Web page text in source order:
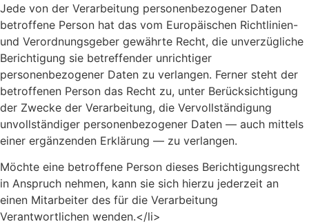
Jede von der Verarbeitung personenbezogener Daten
betroffene Person hat das vom Europäischen Richtlinien-
und Verordnungsgeber gewährte Recht, die unverzügliche
Berichtigung sie betreffender unrichtiger
personenbezogener Daten zu verlangen. Ferner steht der
betroffenen Person das Recht zu, unter Berücksichtigung
der Zwecke der Verarbeitung, die Vervollständigung
unvollständiger personenbezogener Daten — auch mittels
einer ergänzenden Erklärung — zu verlangen.
Möchte eine betroffene Person dieses Berichtigungsrecht
in Anspruch nehmen, kann sie sich hierzu jederzeit an
einen Mitarbeiter des für die Verarbeitung
Verantwortlichen wenden.</li>